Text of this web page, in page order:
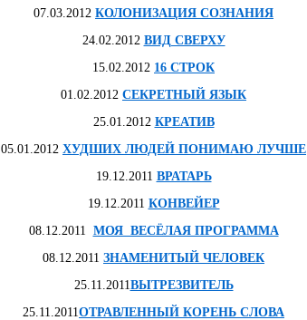
07.03.2012 КОЛОНИЗАЦИЯ СОЗНАНИЯ
24.02.2012 ВИД СВЕРХУ
15.02.2012 16 СТРОК
01.02.2012 СЕКРЕТНЫЙ ЯЗЫК
25.01.2012 КРЕАТИВ
05.01.2012 ХУДШИХ ЛЮДЕЙ ПОНИМАЮ ЛУЧШЕ
19.12.2011 ВРАТАРЬ
19.12.2011 КОНВЕЙЕР
08.12.2011
МОЯ ВЕСЁЛАЯ ПРОГРАММА
08.12.2011 ЗНАМЕНИТЫЙ ЧЕЛОВЕК
25.11.2011 ВЫТРЕЗВИТЕЛЬ
25.11.2011 ОТРАВЛЕННЫЙ КОРЕНЬ СЛОВА